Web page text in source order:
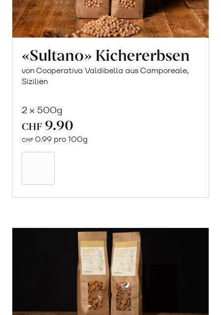
«Sultano» Kichererbsen
von Cooperativa Valdibella aus Camporeale,
Sizilien
2 x 500g
CHF 9.90
CHF 0.99 pro 100g